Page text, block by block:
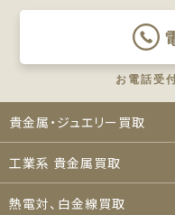
お電話受
貴金属・ジュエリー買取
工業系 貴金属買取
熱電対、白金線買取